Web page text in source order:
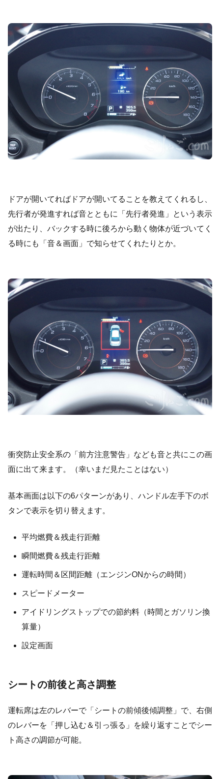
ドアが開いてればドアが開いてることを教えてくれるし、
先行者が発進すれば音とともに「先行者発進」という表示
が出たり、バックする時に後ろから動く物体が近づいてく
る時にも「音＆画面」で知らせてくれたりとか。
衝突防止安全系の「前方注意警告」なども音と共にこの画
面に出て来ます。（幸いまだ見たことはない）
基本画面は以下の6パターンがあり、ハンドル左手下のボ
タンで表示を切り替えます。
平均燃費＆残走行距離
瞬間燃費＆残走行距離
運転時間＆区間距離（エンジンONからの時間）
スピードメーター
アイドリングストップでの節約料（時間とガソリン換
算量）
設定画面
シートの前後と高さ調整
運転席は左のレバーで「シートの前傾後傾調整」で、右側
のレバーを「押し込む＆引っ張る」を繰り返すことでシー
ト高さの調節が可能。